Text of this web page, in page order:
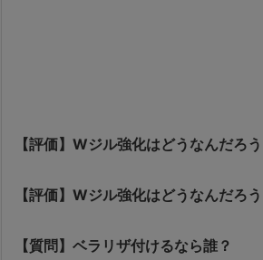
【評価】Wジル強化はどうなんだろう
【評価】Wジル強化はどうなんだろう
【質問】ベラリザ付けるなら誰？